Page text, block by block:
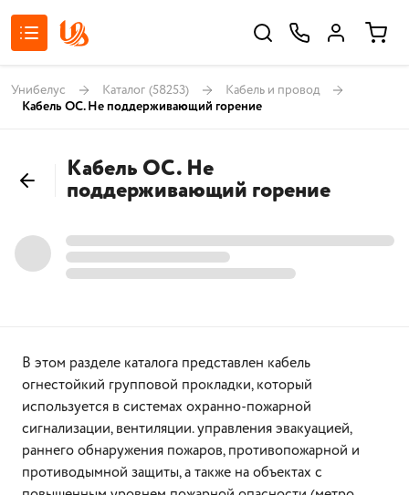
Унибелус Каталог (58253)
Кабель и провод
Кабель ОС. Не поддерживающий горение
Кабель ОС. Не
поддерживающий горение
В этом разделе каталога представлен кабель
огнестойкий групповой прокладки, который
используется в системах охранно-пожарной
сигнализации, вентиляции. управления эвакуацией,
раннего обнаружения пожаров, противопожарной и
противодымной защиты, а также на объектах с